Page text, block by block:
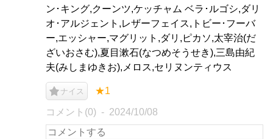
ン･キング,クーンツ,ケッチャム ベラ･ルゴシ,ダリ
オ･アルジェント,レザーフェイス,トビー･フーバ
ー,エッシャー,マグリット,ダリ,ピカソ,太宰治(だ
ざいおさむ),夏目漱石(なつめそうせき),三島由紀
夫(みしまゆきお),メロス,セリヌンティウス
ナイス ★1
コメント(0) 2024/10/08